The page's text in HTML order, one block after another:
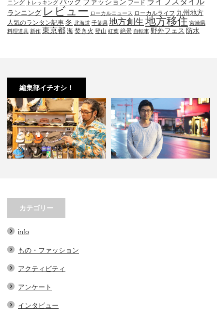
ニング トレッキング バッグ ファッション フード
ランニング レビュー ローカルニュース ローカルライフ 九州地方
人気のランタン記事 冬 北海道 千葉県 地方創生 地方移住 宮崎県
料理道具 新作 東京都 海 焚き火 登山 紅葉 絶景 自転車 野外フェス 防水
編集部イチオシ！
選。オ
小林市の起爆剤！青野さんが実践
する、地域おこし協力隊での…
カテゴリー
info
もの・ファッション
アクティビティ
アンケート
インタビュー